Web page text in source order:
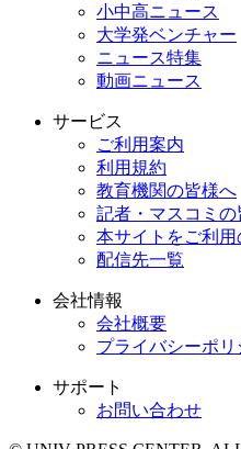
小中高ニュース
大学発ベンチャー
ニュース特集
動画ニュース
サービス
ご利用案内
利用規約
教育機関の皆様へ
記者・マスコミの
本サイトをご利用
配信先一覧
会社情報
会社概要
プライバシーポリ
サポート
お問い合わせ